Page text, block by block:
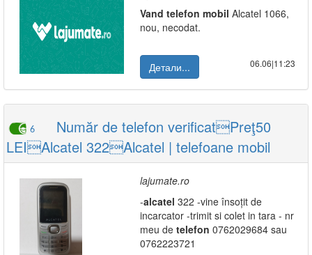
Vand telefon mobil Alcatel 1066,
nou, necodat.
Детали... 06.06|11:23
6
Număr de telefon verificatPreţ50
LEIAlcatel 322Alcatel | telefoane mobil
lajumate.ro
-alcatel 322 -vine însoțit de
incarcator -trimit si colet in tara - nr
meu de telefon 0762029684 sau
0762223721